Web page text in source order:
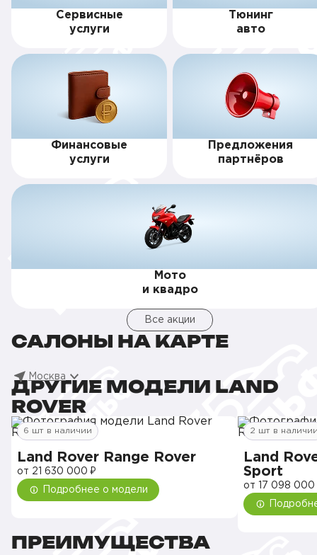
Сервисные
услуги
Тюнинг
авто
Финансовые
услуги
Предложения
партнёров
Мото
и квадро
Все акции
САЛОНЫ НА КАРТЕ
Москва
ДРУГИЕ МОДЕЛИ LAND
ROVER
6 шт в наличии
Land Rover Range Rover
от 21 630 000 ₽
Подробнее о модели
2 шт в
Land
Sport
от 17 098 000
ПРЕИМУЩЕСТВА